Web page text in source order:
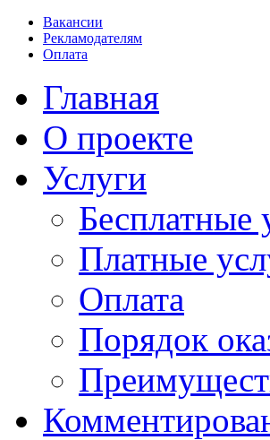
Вакансии
Рекламодателям
Оплата
Главная
О проекте
Услуги
Бесплатные
Платные
Оплата
Порядок